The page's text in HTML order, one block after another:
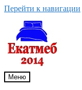
Перейти к навигации
Меню